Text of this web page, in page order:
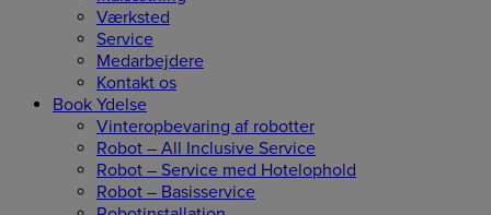
Værksted
Service
Medarbejdere
Kontakt os
Book Ydelse
Vinteropbevaring af robotter
Robot – All Inclusive Service
Robot – Service med Hotelophold
Robot – Basisservice